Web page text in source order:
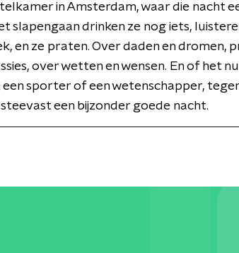
in Amsterdam, waar die nacht
slapengaan drinken ze nog iets,
en ze praten. Over daden en dromen,
over wetten en wensen. En of het
sporter of een wetenschapper,
een bijzonder goede nacht.